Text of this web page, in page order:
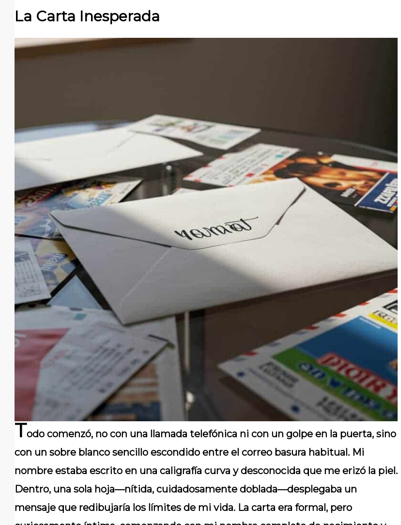
La Carta Inesperada
Todo comenzó, no con una llamada telefónica ni con un golpe en la puerta, sino
con un sobre blanco sencillo escondido entre el correo basura habitual. Mi
nombre estaba escrito en una caligrafía curva y desconocida que me erizó la piel.
Dentro, una sola hoja—nítida, cuidadosamente doblada—desplegaba un
mensaje que redibujaría los límites de mi vida. La carta era formal, pero